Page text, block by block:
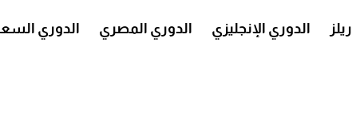
ريلز الدوري الإنجليزي الدوري المصري الدوري